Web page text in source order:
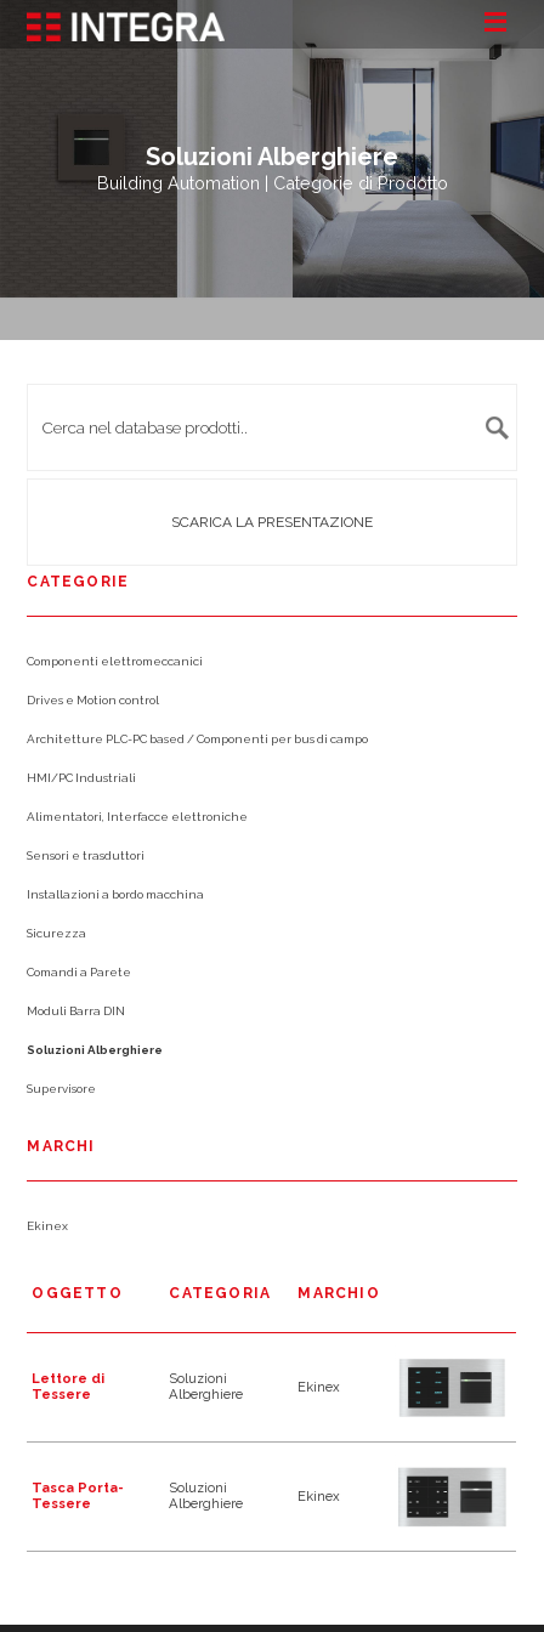
Soluzioni Alberghiere
Building Automation | Categorie di Prodotto
SCARICA LA PRESENTAZIONE
CATEGORIE
Componenti elettromeccanici
Drives e Motion control
Architetture PLC-PC based / Componenti per bus di campo
HMI/PC Industriali
Alimentatori, Interfacce elettroniche
Sensori e trasduttori
Installazioni a bordo macchina
Sicurezza
Comandi a Parete
Moduli Barra DIN
Soluzioni Alberghiere
Supervisore
MARCHI
Ekinex
OGGETTO CATEGORIA MARCHIO
Lettore di
Tessere
Soluzioni
Alberghiere
Ekinex
Tasca Porta-
Tessere
Soluzioni
Alberghiere
Ekinex